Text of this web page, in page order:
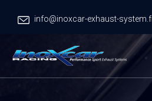
info@inoxcar-exhaust-